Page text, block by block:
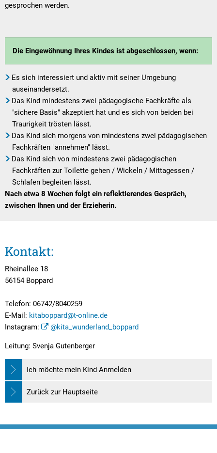
gesprochen werden.
Die Eingewöhnung Ihres Kindes ist abgeschlossen, wenn:
Es sich interessiert und aktiv mit seiner Umgebung
auseinandersetzt.
Das Kind mindestens zwei pädagogische Fachkräfte als
"sichere Basis" akzeptiert hat und es sich von beiden bei
Traurigkeit trösten lässt.
Das Kind sich morgens von mindestens zwei pädagogischen
Fachkräften "annehmen" lässt.
Das Kind sich von mindestens zwei pädagogischen
Fachkräften zur Toilette gehen / Wickeln / Mittagessen /
Schlafen begleiten lässt.
Nach etwa 8 Wochen folgt ein reflektierendes Gespräch,
zwischen Ihnen und der Erzieherin.
Kontakt:
Rheinallee 18
56154 Boppard
Telefon: 06742/8040259
E-Mail: kitaboppard@t-online.de
Instagram:
@kita_wunderland_boppard
Leitung: Svenja Gutenberger
Ich möchte mein Kind Anmelden
Zurück zur Hauptseite